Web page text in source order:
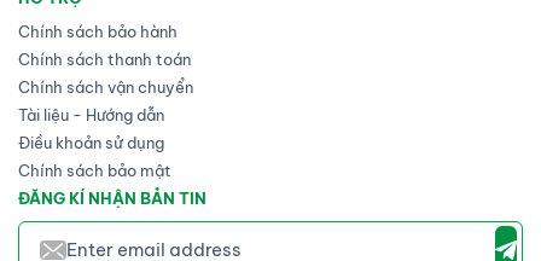
Chính sách bảo hành
Chính sách thanh toán
Chính sách vận chuyển
Tài liệu - Hướng dẫn
Điều khoản sử dụng
Chính sách bảo mật
ĐĂNG KÍ NHẬN BẢN TIN